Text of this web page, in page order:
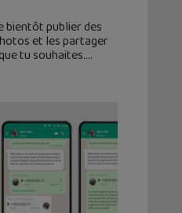
bientôt publier des
et les partager
tu souhaites.